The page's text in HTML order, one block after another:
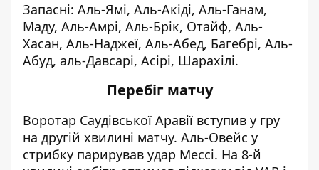
Запасні: Аль-Ямі, Аль-Акіді, Аль-Ганам,
Маду, Аль-Амрі, Аль-Брік, Отайф, Аль-
Хасан, Аль-Наджеї, Аль-Абед, Багебрі, Аль-
Абуд, аль-Давсарі, Асірі, Шарахілі.
Перебіг матчу
Воротар Саудівської Аравії вступив у гру
на другій хвилині матчу. Аль-Овейс у
стрибку парирував удар Мессі. На 8-й